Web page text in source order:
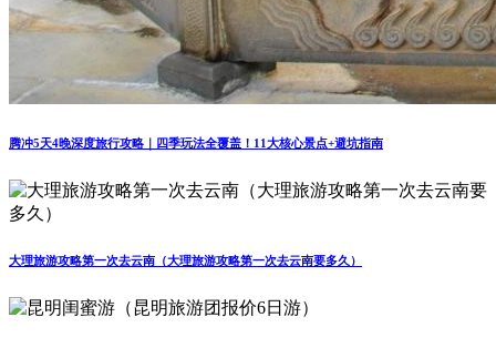
腾冲5天4晚深度旅行攻略｜四季玩法全覆盖！11大核心景点+避坑指南
大理旅游攻略第一次去云南（大理旅游攻略第一次去云南要多久）